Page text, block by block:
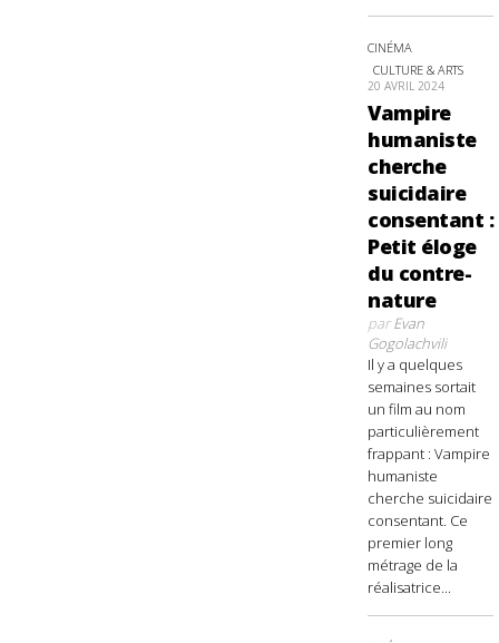
CINÉMA
CULTURE & ARTS
20 AVRIL 2024
Vampire
humaniste
cherche
suicidaire
consentant :
Petit éloge
du contre-
nature
parEvan
Gogolachvili
Il y a quelques
semaines sortait
un film au nom
particulièrement
frappant : Vampire
humaniste
cherche suicidaire
consentant. Ce
premier long
métrage de la
réalisatrice...